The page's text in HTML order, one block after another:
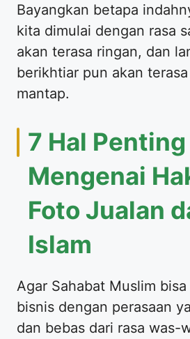
​Bayangkan betapa
kita dimulai dengan rasa
akan terasa ringan, dan
berikhtiar pun akan
mantap.
​7 Hal Penting
Mengenai
Foto Jualan
Islam
​Agar Sahabat Muslim
bisnis dengan perasaan
dan bebas dari rasa was-